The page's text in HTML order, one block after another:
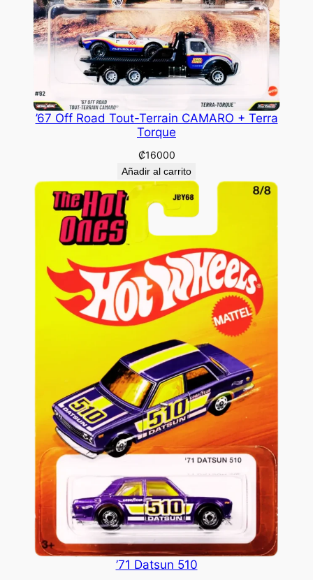
’67 Off Road Tout-Terrain CAMARO + Terra
Torque
₡16000
Añadir al carrito
’71 Datsun 510